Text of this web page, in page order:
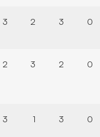
3 2 3 0
2 3 2 0
3 1 3 0